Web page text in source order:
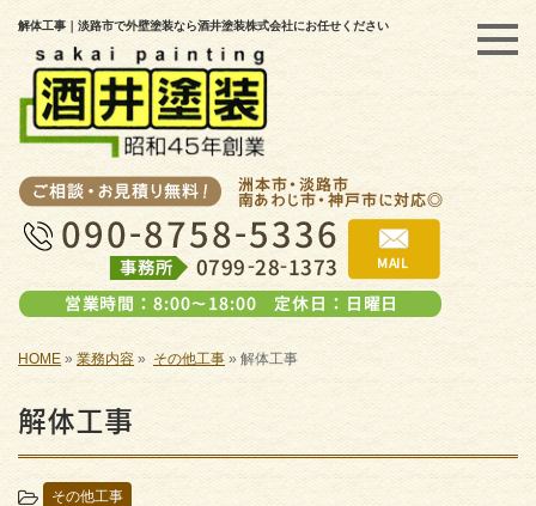
解体工事｜淡路市で外壁塗装なら酒井塗装株式会社にお任せください
HOME » 業務内容 » その他工事 » 解体工事
解体工事
その他工事